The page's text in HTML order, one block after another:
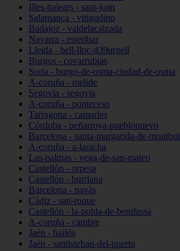
Illes-balears - sant-joan
Salamanca - vitigudino
Badajoz - valdelacalzada
Navarra - esteribar
Lleida - bell-lloc-d39urgell
Burgos - covarrubias
Soria - burgo-de-osma-ciudad-de-osma
A-coruña - melide
Segovia - segovia
A-coruña - ponteceso
Tarragona - camarles
Córdoba - peñarroya-pueblonuevo
Barcelona - santa-margarida-de-montbui
A-coruña - a-laracha
Las-palmas - vega-de-san-mateo
Castellón - orpesa
Castellón - burriana
Barcelona - navàs
Cádiz - san-roque
Castellón - la-pobla-de-benifassà
A-coruña - cambre
Jaén - bailén
Jaén - santisteban-del-puerto